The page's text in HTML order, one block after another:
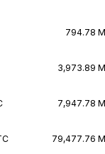
794.78
3,973.89
7,947.78
79,477.76